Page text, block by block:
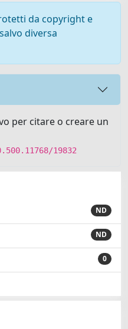
da copyright e
diversa
per citare o creare un
19832
ND
ND
0